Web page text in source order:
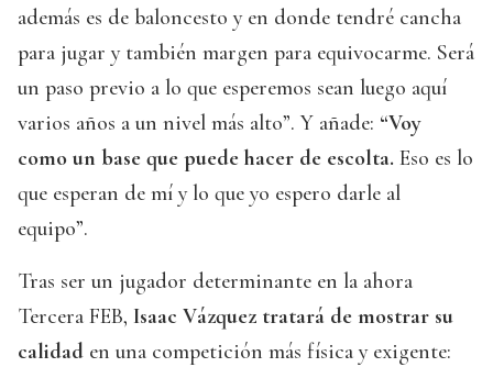
además es de baloncesto y en donde tendré cancha
para jugar y también margen para equivocarme. Será
un paso previo a lo que esperemos sean luego aquí
varios años a un nivel más alto”. Y añade: “Voy
como un base que puede hacer de escolta. Eso es lo
que esperan de mí y lo que yo espero darle al
equipo”.
Tras ser un jugador determinante en la ahora
Tercera FEB, Isaac Vázquez tratará de mostrar su
calidad en una competición más física y exigente: